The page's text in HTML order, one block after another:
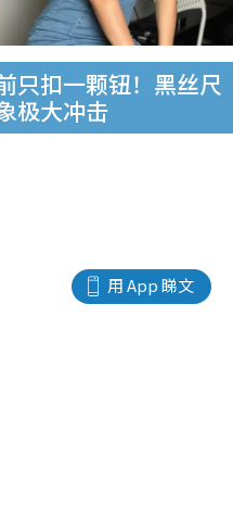
只扣一颗钮！黑丝尺
极大冲击
用 App 睇文